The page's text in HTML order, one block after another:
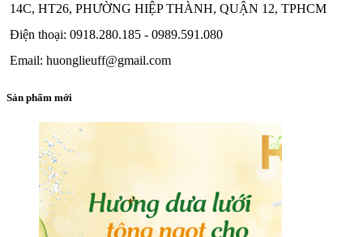
14C, HT26, PHƯỜNG HIỆP THÀNH, QUẬN 12, TPHCM
Điện thoại: 0918.280.185 - 0989.591.080
Email: huonglieuff@gmail.com
Sản phẩm mới